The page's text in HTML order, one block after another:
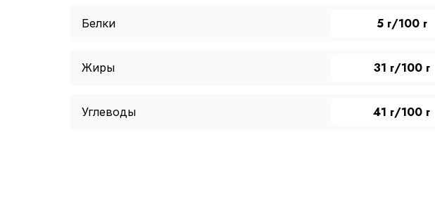
Белки 5 г/100 г
Жиры 31 г/100 г
Углеводы 41 г/100 г